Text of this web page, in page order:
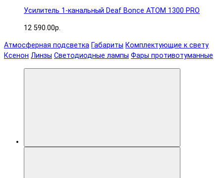
Усилитель 1-канальный Deaf Bonce ATOM 1300 PRO
12 590.00р.
Атмосферная подсветка Габариты Комплектующие к свету
Ксенон Линзы Светодиодные лампы Фары противотуманные